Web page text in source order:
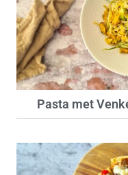
Pasta met